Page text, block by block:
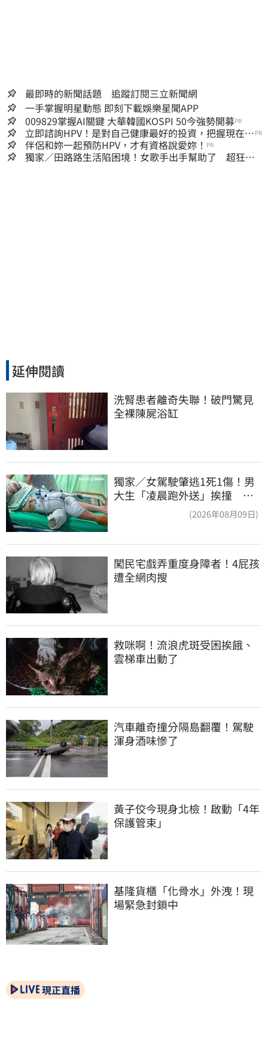
最即時的新聞話題 追蹤訂閱三立新聞網
一手掌握明星動態 即刻下載娛樂星聞APP
009829掌握AI關鍵 大華韓國KOSPI 50今強勢開募PR
立即諮詢HPV！是對自己健康最好的投資，把握現在不
嫌晚！
PR
伴侶和妳一起預防HPV，才有資格說愛妳！ PR
獨家／田路路生活陷困境！女歌手出手幫助了 超狂暖
延伸閱讀
洗腎患者離奇失聯！破門驚見
全裸陳屍浴缸
獨家／女駕駛肇逃1死1傷！男
大生「凌晨跑外送」挨撞 媽
(2026年08月09日)
闖民宅戲弄重度身障者！4屁孩
遭全網肉搜
救咪啊！流浪虎斑受困挨餓、
雲梯車出動了
汽車離奇撞分隔島翻覆！駕駛
渾身酒味慘了
黃子佼今現身北檢！啟動「4年
保護管束」
基隆貨櫃「化骨水」外洩！現
場緊急封鎖中
現正直播